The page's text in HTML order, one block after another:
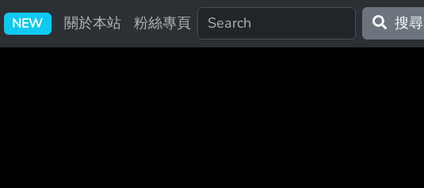
NEW 關於本站 粉絲專頁 搜尋